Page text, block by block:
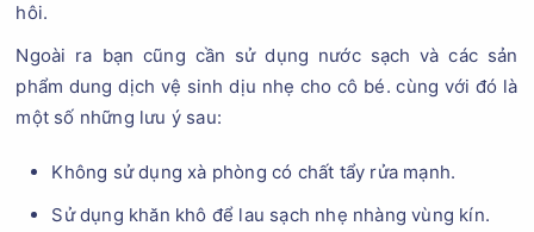
hôi.
Ngoài ra bạn cũng cần sử dụng nước sạch và các sản
phẩm dung dịch vệ sinh dịu nhẹ cho cô bé. cùng với đó là
một số những lưu ý sau:
Không sử dụng xà phòng có chất tẩy rửa mạnh.
Sử dụng khăn khô để lau sạch nhẹ nhàng vùng kín.